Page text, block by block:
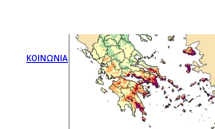
ΚΟΙΝΩΝΙΑ